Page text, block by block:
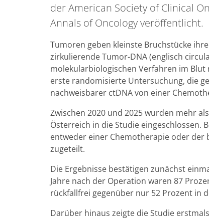
der American Society of Clinical
Annals of Oncology veröffentlicht.
Tumoren geben kleinste Bruchstücke
zirkulierende Tumor-DNA (englisch
molekularbiologischen Verfahren im Blut
erste randomisierte Untersuchung, die
nachweisbarer ctDNA von einer
Zwischen 2020 und 2025 wurden mehr
Österreich in die Studie eingeschlossen.
entweder einer Chemotherapie oder
zugeteilt.
Die Ergebnisse bestätigen zunächst
Jahre nach der Operation waren 87
rückfallfrei gegenüber nur 52 Prozent in
Darüber hinaus zeigte die Studie